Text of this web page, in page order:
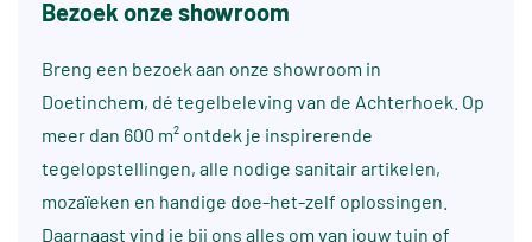
Bezoek onze showroom
Breng een bezoek aan onze showroom in
Doetinchem, dé tegelbeleving van de Achterhoek. Op
meer dan 600 m² ontdek je inspirerende
tegelopstellingen, alle nodige sanitair artikelen,
mozaïeken en handige doe-het-zelf oplossingen.
Daarnaast vind je bij ons alles om van jouw tuin of